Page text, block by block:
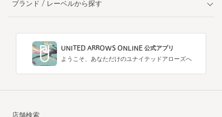
ブランド / レーベルから探す
UNITED ARROWS ONLINE 公式アプリ
ようこそ、あなただけのユナイテッドアローズへ